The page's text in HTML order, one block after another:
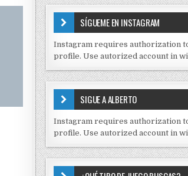
T
I
D
S
E
J
C
K
SÍGUEME EN INSTAGRAM
Instagram requires authorization
profile. Use autorized account in
SIGUE A ALBERTO
Instagram requires authorization
profile. Use autorized account in